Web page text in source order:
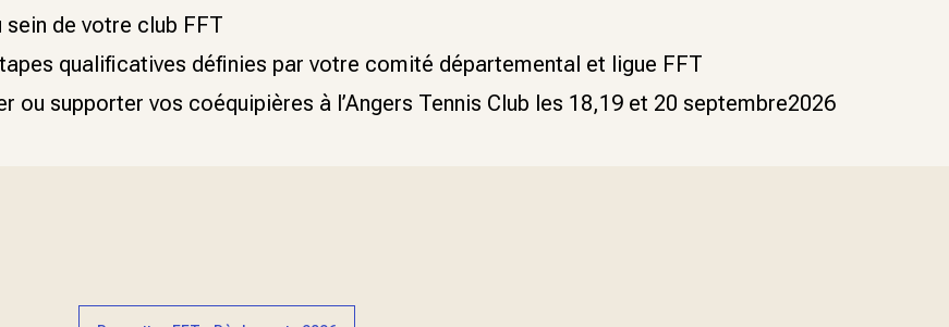
de votre club FFT
qualificatives définies par votre comité départemental et ligue FFT
ou supporter vos coéquipières à l’Angers Tennis Club les 18,19 et 20 septembre2026